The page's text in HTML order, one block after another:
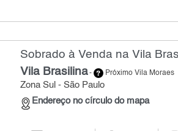
Sobrado à Venda na Vila
Vila Brasilina- Próximo Vila Moraes
Zona Sul - São Paulo
Endereço no círculo do mapa